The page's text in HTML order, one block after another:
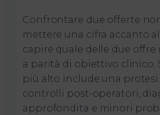
Confrontare due offerte
mettere una cifra accanto
capire quale delle due
a parità di obiettivo clinico.
più alto include una
controlli post-operatori,
approfondita e minori